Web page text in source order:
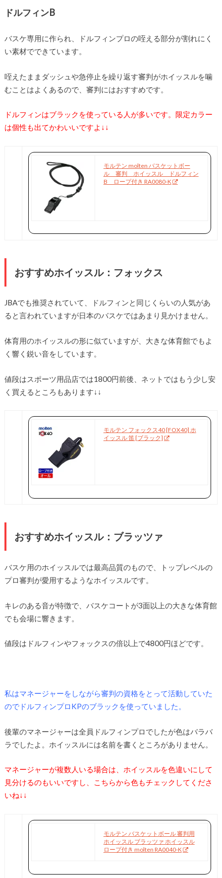
ドルフィンB
バスケ専用に作られ、ドルフィンプロの咥える部分が割れにく
い素材でできています。
咥えたままダッシュや急停止を繰り返す審判がホイッスルを噛
むことはよくあるので、審判にはおすすめです。
ドルフィンはブラックを使っている人が多いです。限定カラー
は個性も出てかわいいですよ↓↓
モルテン molten バスケットボー
ル 審判 ホイッスル ドルフィン
B ロープ付き RA0080-K
おすすめホイッスル：フォックス
JBAでも推奨されていて、ドルフィンと同じくらいの人気があ
ると言われていますが日本のバスケではあまり見かけません。
体育用のホイッスルの形に似ていますが、大きな体育館でもよ
く響く鋭い音をしています。
値段はスポーツ用品店では1800円前後、ネットではもう少し安
く買えるところもあります↓↓
モルテン フォックス40 [FOX40] ホ
イッスル 笛 [ブラック]
おすすめホイッスル：ブラッツァ
バスケ用のホイッスルでは最高品質のもので、トップレベルの
プロ審判が愛用するようなホイッスルです。
キレのある音が特徴で、バスケコートが3面以上の大きな体育館
でも会場に響きます。
値段はドルフィンやフォックスの倍以上で4800円ほどです。
私はマネージャーをしながら審判の資格をとって活動していた
のでドルフィンプロKPのブラックを使っていました。
後輩のマネージャーは全員ドルフィンプロでしたが色はバラバ
ラでしたよ。ホイッスルには名前を書くところがありません。
マネージャーが複数人いる場合は、ホイッスルを色違いにして
見分けるのもいいですし、こちらから色もチェックしてくださ
いね↓↓
モルテン バスケットボール 審判用
ホイッスル ブラッツァ ホイッスル
ロープ付き molten RA0040-K